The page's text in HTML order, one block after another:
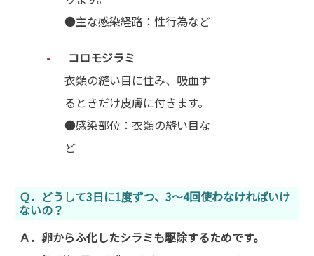
●主な感染経路：性行為など
コロモジラミ
衣類の縫い目に住み、吸血す
るときだけ皮膚に付きます。
●感染部位：衣類の縫い目な
ど
Ｑ．どうして3日に1度ずつ、3～4回使わなければいけ
ないの？
Ａ．卵からふ化したシラミも駆除するためです。